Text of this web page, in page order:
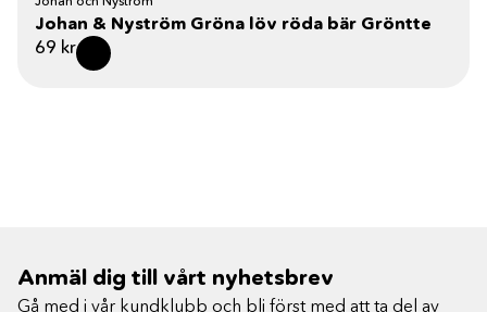
Johan & Nyström Gröna löv röda bär Gröntte
69 kr
Anmäl dig till vårt nyhetsbrev
Gå med i vår kundklubb och bli först med att ta del av